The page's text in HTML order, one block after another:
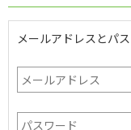
メールアドレスとパ